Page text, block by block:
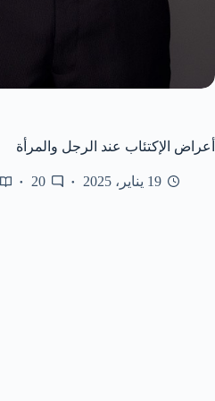
أعراض الإكتئاب عند الرجل والمرأة
19 يناير، 2025 20